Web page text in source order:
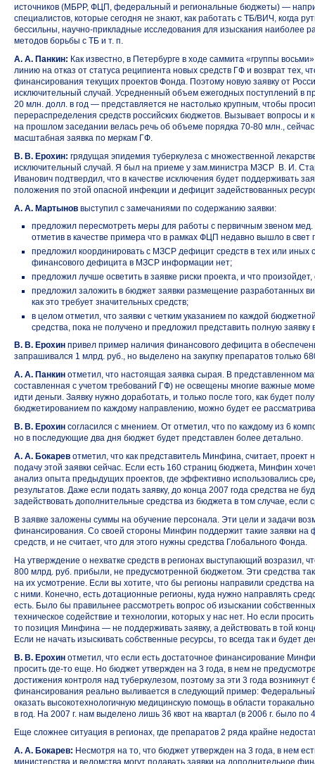
источников (МБРР, ФЦП, федеральный и региональные бюджеты) —
специалистов, которые сегодня не знают, как работать с ТБ/ВИЧ, когда
бессильны, научно-прикладные исследования для изыскания наиболее
методов борьбы с ТБ и т. п.
А. А. Панкин: Как известно, в Петербурге в ходе саммита «группы
линию на отказ от статуса реципиента новых средств ГФ и возврат тех,
финансирования текущих проектов Фонда. Поэтому новую заявку от
исключительный случай. Усредненный объем ежегодных поступлений в
20 млн. долл. в год — представляется не настолько крупным, чтобы
перераспределения средств российских бюджетов. Вызывает вопросы и
на прошлом заседании велась речь об объеме порядка 70-80 млн.,
масштабная заявка по меркам ГФ.
В. В. Ерохин: грядущая эпидемия туберкулеза с множественной
исключительный случай. Я был на приеме у зам.министра МЗСР В. И.
Иванович подтвердил, что в качестве исключения будет поддерживать
положения по этой опасной инфекции и дефицит задействованных
А. А. Мартынов выступил с замечаниями по содержанию заявки:
предложил пересмотреть меры для работы с первичным звеном
отметив в качестве примера что в рамках ФЦП недавно вышло в
предложил координировать с МЗСР дефицит средств в тех или иных
финансового дефицита в МЗСР информации нет;
предложил лучше осветить в заявке риски проекта, и что
предложил заложить в бюджет заявки размещение разработанных
как это требует значительных средств;
в целом отметил, что заявки с четким указанием по каждой
средства, пока не получено и предложил представить полную
В. В. Ерохин привел пример наличия финансового дефицита в
запрашивался 1 млрд. руб., но выделено на закупку препаратов только
А. А. Панкин отметил, что настоящая заявка сырая. В представленном
составленная с учетом требований ГФ) не освещены многие важные
идти деньги. Заявку нужно доработать, и только после того, как будет
бюджетированием по каждому направлению, можно будет ее
В. В. Ерохин согласился с мнением. От отметил, что по каждому из 6
но в последующие два дня бюджет будет представлен более детально.
А. А. Бокарев отметил, что как представитель Минфина, считает,
подачу этой заявки сейчас. Если есть 160 страниц бюджета, Минфин
анализ опыта предыдущих проектов, где эффективно использовались
результатов. Даже если подать заявку, до конца 2007 года средства не
задействовать дополнительные средства из бюджета в том случае, если
В заявке заложены суммы на обучение персонала. Эти цели и задачи
финансирования. Со своей стороны Минфин поддержит такие заявки на
средств, и не считает, что для этого нужны средства Глобального Фонда.
На утверждение о нехватке средств в регионах выступающий возразил,
800 млрд. руб. прибыли, не предусмотренной бюджетом. Эти средства так
на их усмотрение. Если вы хотите, что бы регионы направили средства
с ними. Конечно, есть дотационные регионы, куда нужно направлять
есть. Было бы правильнее рассмотреть вопрос об изыскании
техническое содействие и технологии, которых у нас нет. Но если
то позиция Минфина — не поддерживать заявку, а действовать в той
Если не начать изыскивать собственные ресурсы, то всегда так и будет
В. В. Ерохин отметил, что если есть достаточное финансирование
просить где-то еще. Но бюджет утвержден на 3 года, в нем не
достижения контроля над туберкулезом, поэтому за эти 3 года
финансирования реально выливается в следующий пример:
оказать высокотехнологичную медицинскую помощь в области
в год. На 2007 г. нам выделено лишь 36 квот на квартал (в 2006 г. было по
Еще сложнее ситуация в регионах, где препаратов 2 ряда крайне
А. А. Бокарев: Несмотря на то, что бюджет утвержден на 3 года, в нем
министерства и ведомства могут подавать заявки на дополнительное